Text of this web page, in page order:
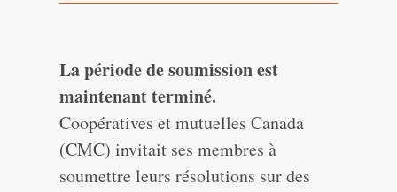
La période de soumission est
maintenant terminé.
Coopératives et mutuelles Canada
(CMC) invitait ses membres à
soumettre leurs résolutions sur des